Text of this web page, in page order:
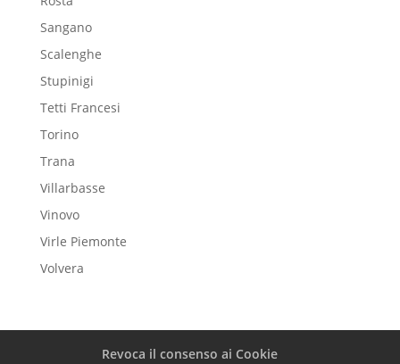
Sangano
Scalenghe
Stupinigi
Tetti Francesi
Torino
Trana
Villarbasse
Vinovo
Virle Piemonte
Volvera
Revoca il consenso ai Cookie